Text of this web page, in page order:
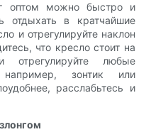
оптом можно быстро и
отдыхать в кратчайшие
и отрегулируйте наклон
что кресло стоит на
отрегулируйте любые
например, зонтик или
расслабьтесь и